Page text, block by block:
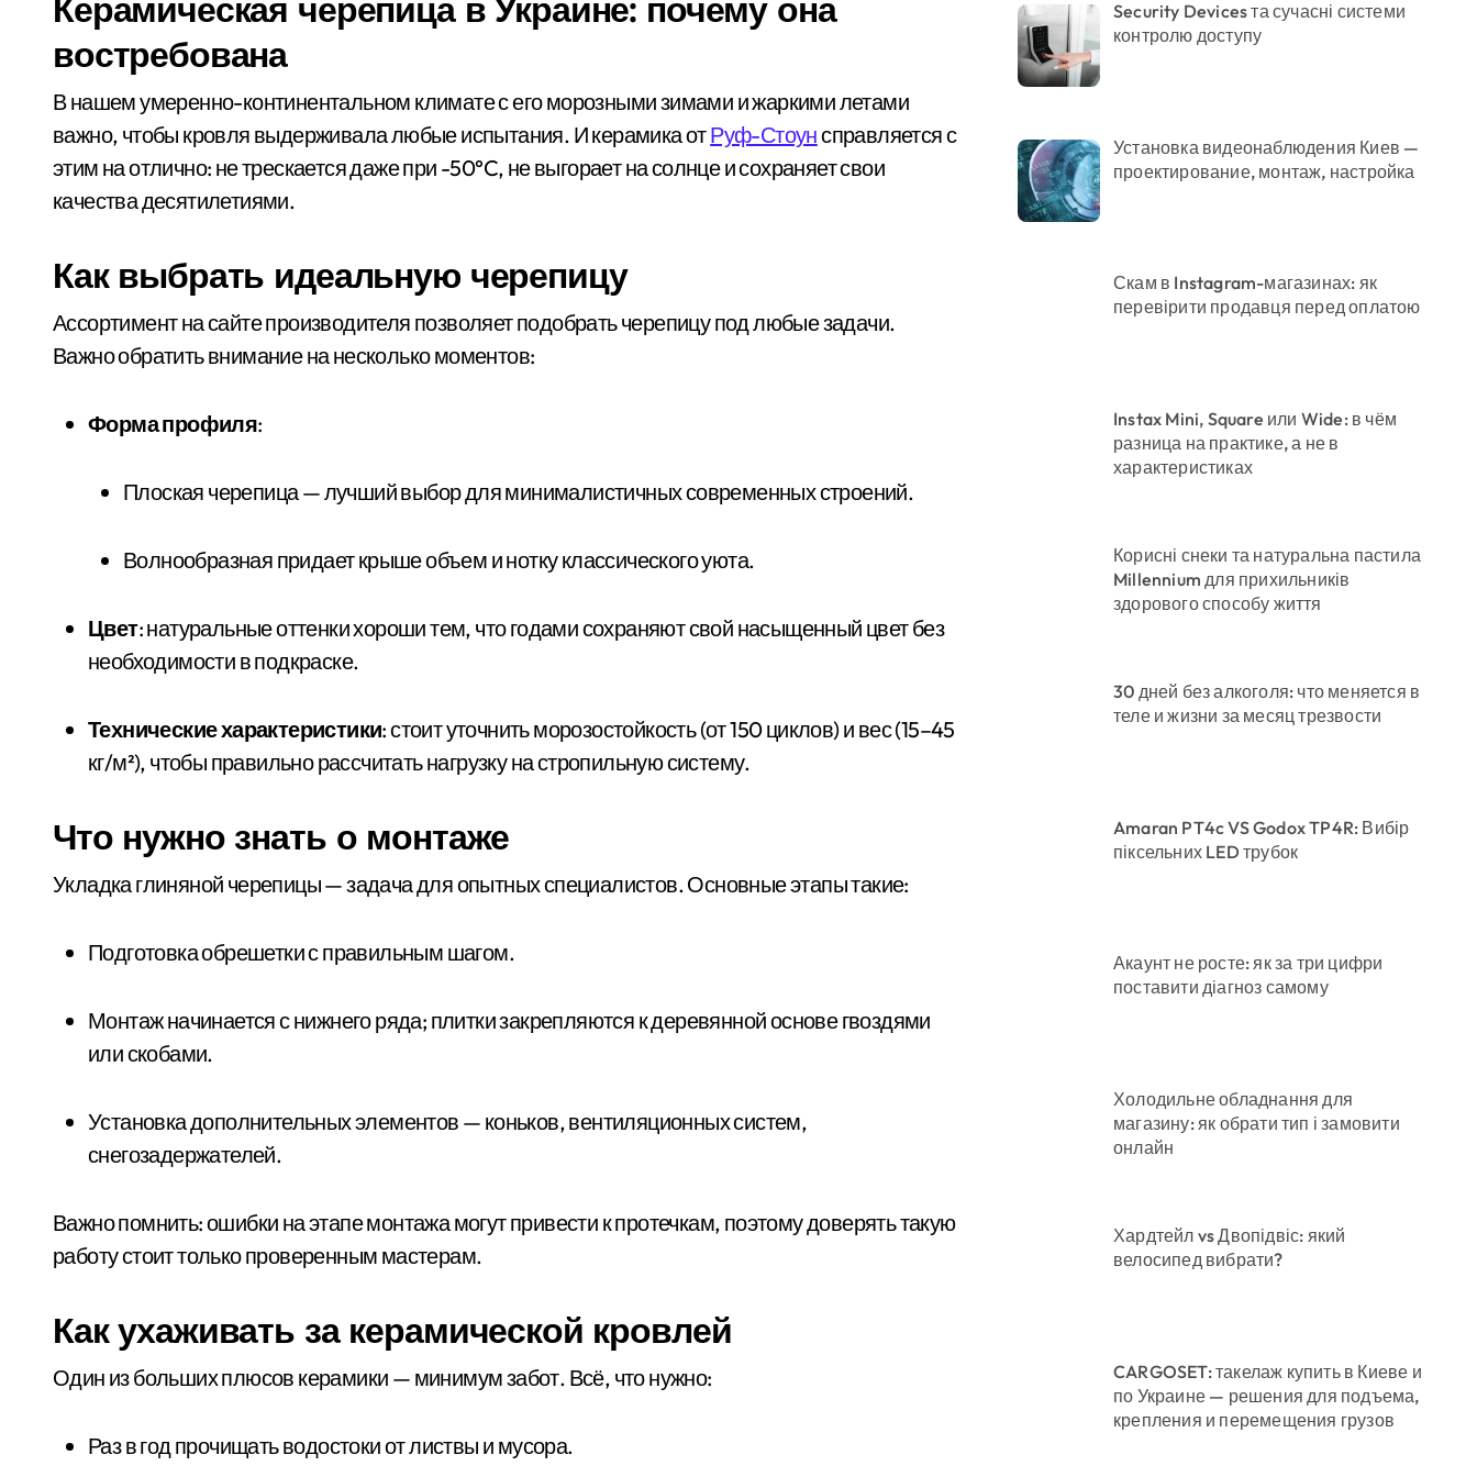
Керамическая черепица в Украине: почему она
востребована
В нашем умеренно-континентальном климате с его морозными зимами и жаркими летами
важно, чтобы кровля выдерживала любые испытания. И керамика отРуф-Стоунсправляется с
этим на отлично: не трескается даже при -50°C, не выгорает на солнце и сохраняет свои
качества десятилетиями.
Как выбрать идеальную черепицу
Ассортимент на сайте производителя позволяет подобрать черепицу под любые задачи.
Важно обратить внимание на несколько моментов:
Форма профиля:
Плоская черепица — лучший выбор для минималистичных современных строений.
Волнообразная придает крыше объем и нотку классического уюта.
Цвет: натуральные оттенки хороши тем, что годами сохраняют свой насыщенный цвет без
необходимости в подкраске.
Технические характеристики: стоит уточнить морозостойкость (от 150 циклов) и вес (15–45
кг/м²), чтобы правильно рассчитать нагрузку на стропильную систему.
Что нужно знать о монтаже
Укладка глиняной черепицы — задача для опытных специалистов. Основные этапы такие:
Подготовка обрешетки с правильным шагом.
Монтаж начинается с нижнего ряда; плитки закрепляются к деревянной основе гвоздями
или скобами.
Установка дополнительных элементов — коньков, вентиляционных систем,
снегозадержателей.
Важно помнить: ошибки на этапе монтажа могут привести к протечкам, поэтому доверять такую
работу стоит только проверенным мастерам.
Как ухаживать за керамической кровлей
Один из больших плюсов керамики — минимум забот. Всё, что нужно:
Раз в год прочищать водостоки от листвы и мусора.
Security Devices та сучасні системи
контролю доступу
Установка видеонаблюдения Киев —
проектирование, монтаж, настройка
Скам в Instagram-магазинах: як
перевірити продавця перед оплатою
Instax Mini, Square или Wide: в чём
разница на практике, а не в
характеристиках
Корисні снеки та натуральна пастила
Millennium для прихильників
здорового способу життя
30 дней без алкоголя: что меняется в
теле и жизни за месяц трезвости
Amaran PT4c VS Godox TP4R: Вибір
піксельних LED трубок
Акаунт не росте: як за три цифри
поставити діагноз самому
Холодильне обладнання для
магазину: як обрати тип і замовити
онлайн
Хардтейл vs Двопідвіс: який
велосипед вибрати?
CARGOSET: такелаж купить в Киеве и
по Украине — решения для подъема,
крепления и перемещения грузов